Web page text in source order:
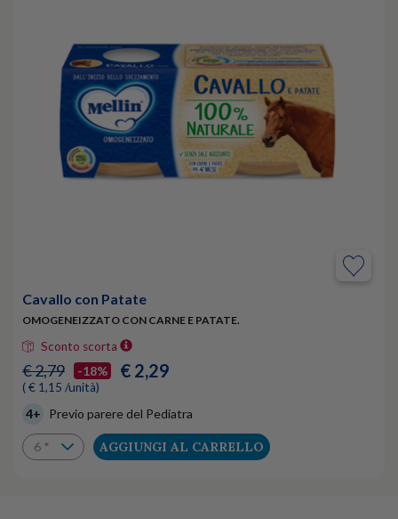
Cavallo con Patate
OMOGENEIZZATO CON CARNE E PATATE.
Sconto scorta
€ 2,79 -18% € 2,29
( € 1,15 /unità)
4+ Previo parere del Pediatra
AGGIUNGI AL CARRELLO